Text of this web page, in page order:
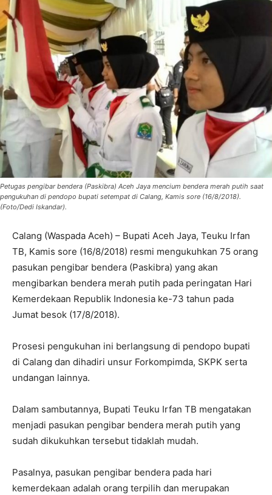
Petugas pengibar bendera (Paskibra) Aceh Jaya mencium bendera merah putih saat
pengukuhan di pendopo bupati setempat di Calang, Kamis sore (16/8/2018).
(Foto/Dedi Iskandar).
Calang (Waspada Aceh) – Bupati Aceh Jaya, Teuku Irfan
TB, Kamis sore (16/8/2018) resmi mengukuhkan 75 orang
pasukan pengibar bendera (Paskibra) yang akan
mengibarkan bendera merah putih pada peringatan Hari
Kemerdekaan Republik Indonesia ke-73 tahun pada
Jumat besok (17/8/2018).
Prosesi pengukuhan ini berlangsung di pendopo bupati
di Calang dan dihadiri unsur Forkompimda, SKPK serta
undangan lainnya.
Dalam sambutannya, Bupati Teuku Irfan TB mengatakan
menjadi pasukan pengibar bendera merah putih yang
sudah dikukuhkan tersebut tidaklah mudah.
Pasalnya, pasukan pengibar bendera pada hari
kemerdekaan adalah orang terpilih dan merupakan